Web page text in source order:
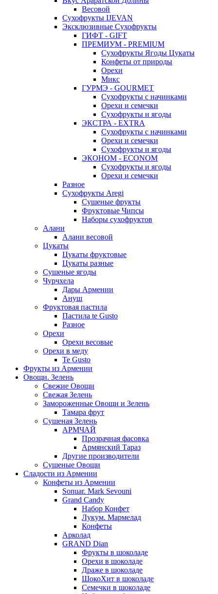
Весовой
Сухофрукты IJEVAN
Эксклюзивные Сухофрукты
ГИФТ - GIFT
ПРЕМИУМ - PREMIUM
Сухофрукты Ягоды Цукаты
Конфеты от природы
Орехи
Микс
ГУРМЭ - GOURMET
Сухофрукты с начинками
Орехи и семечки
Сухофрукты и ягоды
ЭКСТРА - EXTRA
Сухофрукты с начинками
Орехи и семечки
Сухофрукты и ягоды
ЭКОНОМ - ECONOM
Сухофрукты и ягоды
Орехи и семечки
Разное
Сухофрукты Aregi
Сушеные фрукты
Фруктовые Чипсы
Наборы сухофруктов
Алани
Алани весовой
Цукаты
Цукаты фруктовые
Цукаты разные
Сушеные ягоды
Чурчхела
Дары Армении
Ануш
Фруктовая пастила
Пастила te Gusto
Разное
Орехи
Орехи весовые
Орехи в меду
Te Gusto
Фрукты из Армении
Овощи. Зелень
Свежие Овощи
Свежая Зелень
Замороженные Овощи и Зелень
Тамара фрут
Сушеная Зелень
АРМЧАЙ
Прозрачная фасовка
Армянский Тараз
Другие производители
Сушеные Овощи
Сладости из Армении
Конфеты из Армении
Sonuar. Mark Sevouni
Grand Candy
Набор Конфет
Лукум. Мармелад
Конфеты
Арколад
GRAND Dian
Фрукты в шоколаде
Орехи в шоколаде
Драже в шоколаде
ШокоХит в шоколаде
Семечки в шоколаде